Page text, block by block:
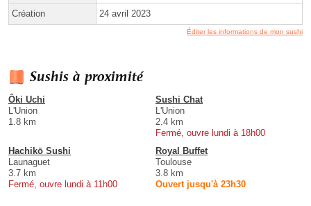
Création 24 avril 2023
Éditer les informations de mon sushi
Sushis à proximité
Ôki Uchi
L'Union
1.8 km
Sushi Chat
L'Union
2.4 km
Fermé, ouvre lundi à 18h00
Hachikō Sushi
Launaguet
3.7 km
Fermé, ouvre lundi à 11h00
Royal Buffet
Toulouse
3.8 km
Ouvert jusqu'à 23h30